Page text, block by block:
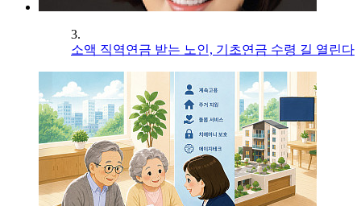
3.
소액 직역연금 받는 노인, 기초연금 수령 길 열린다